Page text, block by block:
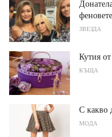
ЗВЕЗДА
Кутия
КЪЩА
С какво
МОДА